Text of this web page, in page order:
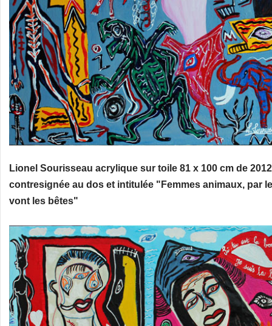
Lionel Sourisseau acrylique sur toile 81 x 100 cm de
contresignée au dos et intitulée "Femmes animaux, par
vont les bêtes"